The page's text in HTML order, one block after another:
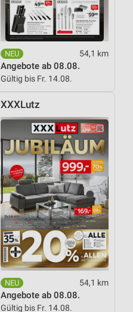
54,1 km
Angebote ab 08.08.
Gültig bis Fr. 14.08.
XXXLutz
54,1 km
Angebote ab 08.08.
Gültig bis Fr. 14.08.